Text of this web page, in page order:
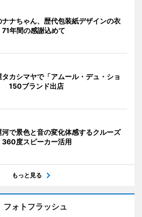
ナナちゃん、歴代包装紙デザインの衣
年間の感謝込めて
タカシマヤで「アムール・デュ・ショ
150ブランド出店
河で景色と音の変化体感するクルーズ
度スピーカー活用
もっと見る
フォトフラッシュ